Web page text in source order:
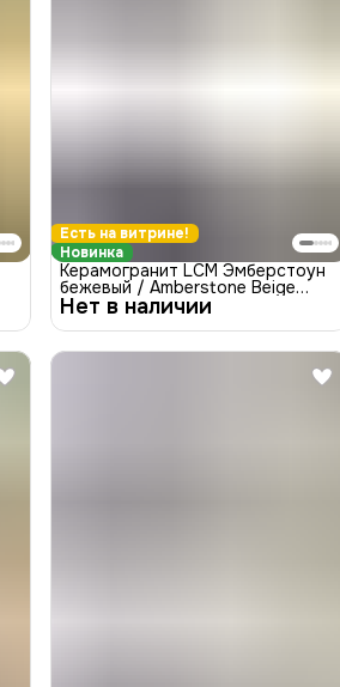
Есть на витрине!
Новинка
Нет в наличии
Керамогранит LCM Эмберстоун
бежевый / Amberstone Beige
8080ABT11M Матовая 800x800